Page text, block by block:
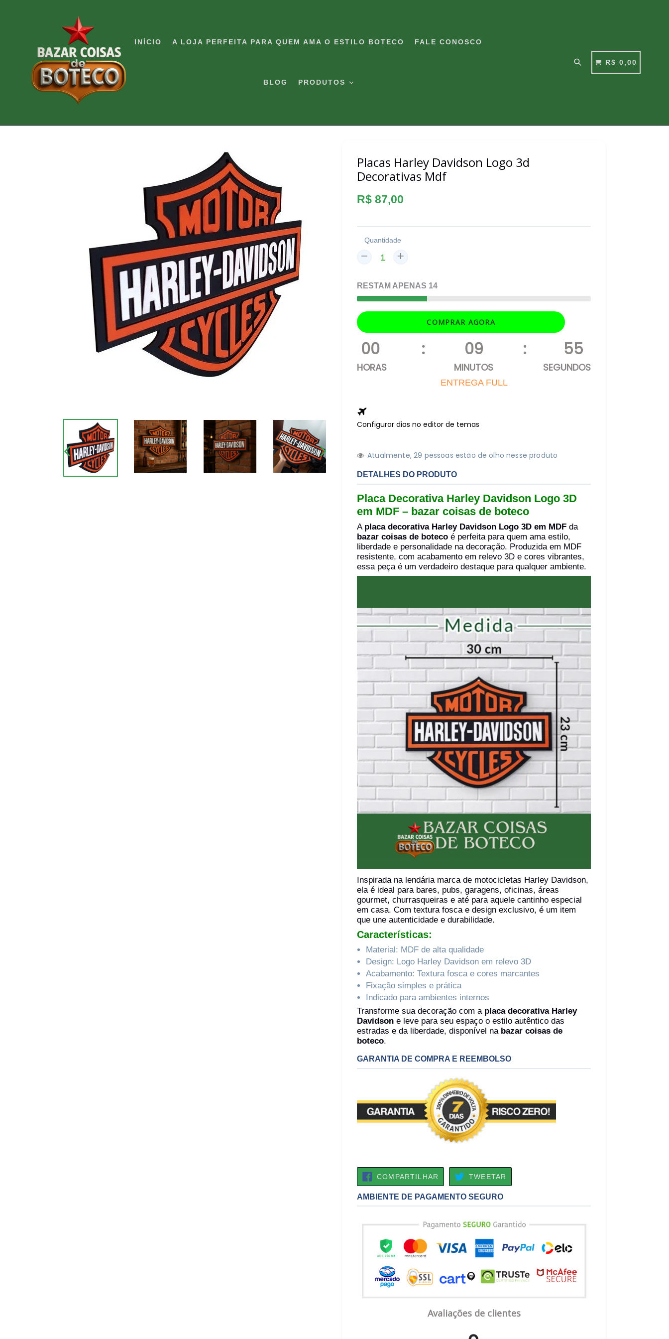
INÍCIO A LOJA PERFEITA PARA QUEM AMA O ESTILO BOTECO FALE CONOSCO
BLOG PRODUTOS
Pesquisar
CARRINHO
CARRINHO
R$ 0,00
SLIDE
ANTERIOR
PRÓXIMO
SLIDE
Placas Harley Davidson Logo 3d
Decorativas Mdf
Preço
R$ 87,00
Quantidade
RESTAM APENAS 14
COMPRAR AGORA
00 : 09 : 54
HORAS MINUTOS SEGUNDOS
ENTREGA FULL
Configurar dias no editor de temas
Atualmente,29 pessoas estão de olho nesse produto
DETALHES DO PRODUTO
Placa Decorativa Harley Davidson Logo 3D
em MDF – bazar coisas de boteco
A placa decorativa Harley Davidson Logo 3D em MDF da
bazar coisas de boteco é perfeita para quem ama estilo,
liberdade e personalidade na decoração. Produzida em MDF
resistente, com acabamento em relevo 3D e cores vibrantes,
essa peça é um verdadeiro destaque para qualquer ambiente.
Inspirada na lendária marca de motocicletas Harley Davidson,
ela é ideal para bares, pubs, garagens, oficinas, áreas
gourmet, churrasqueiras e até para aquele cantinho especial
em casa. Com textura fosca e design exclusivo, é um item
que une autenticidade e durabilidade.
Características:
Material: MDF de alta qualidade
Design: Logo Harley Davidson em relevo 3D
Acabamento: Textura fosca e cores marcantes
Fixação simples e prática
Indicado para ambientes internos
Transforme sua decoração com a placa decorativa Harley
Davidson e leve para seu espaço o estilo autêntico das
estradas e da liberdade, disponível na bazar coisas de
boteco.
GARANTIA DE COMPRA E REEMBOLSO
COMPARTILHAR COMPARTILHAR
NO
FACEBOOK
TWEETAR
AMBIENTE DE PAGAMENTO SEGURO
Avaliações de clientes